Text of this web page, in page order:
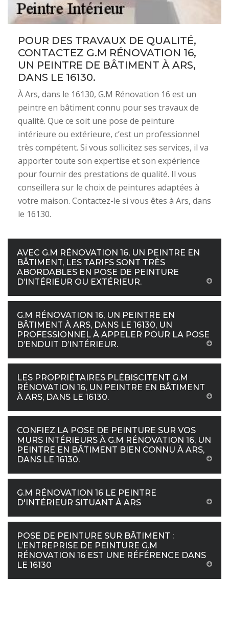
POUR DES TRAVAUX DE QUALITÉ,
CONTACTEZ G.M RÉNOVATION 16,
UN PEINTRE DE BÂTIMENT À ARS,
DANS LE 16130.
À Ars, dans le 16130, G.M Rénovation 16 est un
peintre en bâtiment connu pour ses travaux de
qualité. Que ce soit une pose de peinture
intérieure ou extérieure, c’est un professionnel
très compétent. Si vous sollicitez ses services, il va
apporter toute son expertise et son expérience
pour fournir des prestations de qualité. Il vous
conseillera sur le choix de peintures adaptées à
votre maison. Contactez-le si vous êtes à Ars, dans
le 16130.
AVEC G.M RÉNOVATION 16, UN PEINTRE EN
BÂTIMENT, LES TARIFS SONT TRÈS
ABORDABLES EN POSE DE PEINTURE
D’INTÉRIEUR OU EXTÉRIEUR.
G.M RÉNOVATION 16, UN PEINTRE EN
BÂTIMENT À ARS, DANS LE 16130, UN
PROFESSIONNEL À APPELER POUR LA POSE
D’ENDUIT D’INTÉRIEUR.
LES PROPRIÉTAIRES PLÉBISCITENT G.M
RÉNOVATION 16, UN PEINTRE EN BÂTIMENT
À ARS, DANS LE 16130.
CONFIEZ LA POSE DE PEINTURE SUR VOS
MURS INTÉRIEURS À G.M RÉNOVATION 16, UN
PEINTRE EN BÂTIMENT BIEN CONNU À ARS,
DANS LE 16130.
G.M RÉNOVATION 16 LE PEINTRE
D'INTÉRIEUR SITUANT À ARS
POSE DE PEINTURE SUR BÂTIMENT :
L’ENTREPRISE DE PEINTURE G.M
RÉNOVATION 16 EST UNE RÉFÉRENCE DANS
LE 16130